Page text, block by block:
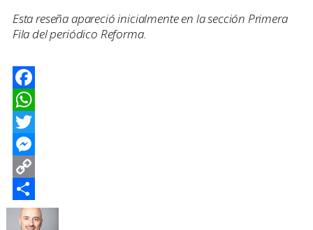
Esta reseña apareció inicialmente en la sección Primera
Fila del periódico Reforma.
Facebook
WhatsApp
Twitter
Messenger
Copy
Link
Compartir